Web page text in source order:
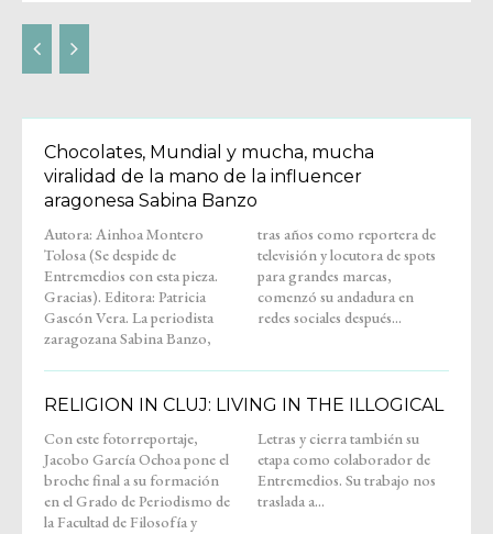
Chocolates, Mundial y mucha, mucha
viralidad de la mano de la influencer
aragonesa Sabina Banzo
Autora: Ainhoa Montero
Tolosa (Se despide de
Entremedios con esta pieza.
Gracias). Editora: Patricia
Gascón Vera. La periodista
zaragozana Sabina Banzo,
tras años como reportera de
televisión y locutora de spots
para grandes marcas,
comenzó su andadura en
redes sociales después...
RELIGION IN CLUJ: LIVING IN THE ILLOGICAL
Con este fotorreportaje,
Jacobo García Ochoa pone el
broche final a su formación
en el Grado de Periodismo de
la Facultad de Filosofía y
Letras y cierra también su
etapa como colaborador de
Entremedios. Su trabajo nos
traslada a...